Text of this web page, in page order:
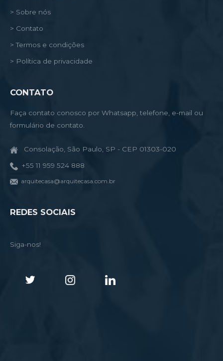
> Sobre nós
> Contato
> Termos e condições
> Política de privacidade
CONTATO
Faça contato conosco por Whatsapp, telefone, e-mail ou
formulário de contato.
Consolação, São Paulo, SP - CEP 01303-020
+55 11 959 524 888
arquitecasa@arquitecasa.com.br
REDES SOCIAIS
Siga-nos!